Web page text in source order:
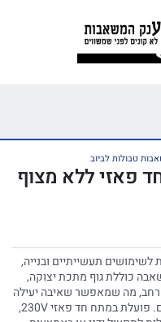
טבולות לביוב
תעשייתיים ובנייה,
כוללת גוף מתכת יצוקה,
חופשי רחב, מה שמאפשר שאיבה יעילה
של מי ביוב גם במקרים של מוצקים מעורבים. פועלת במתח חד פאזי 230V,